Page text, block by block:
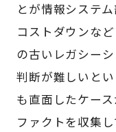
とが情報システ
コストダウンな
の古いレガシー
判断が難しいと
も直面したケー
ファクトを収集